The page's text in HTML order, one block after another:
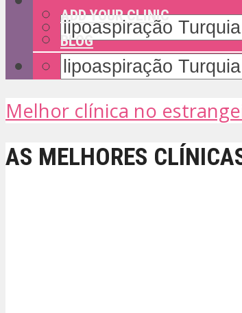
ADD YOUR CLINIC
BLOG
Melhor clínica no
AS MELHORES